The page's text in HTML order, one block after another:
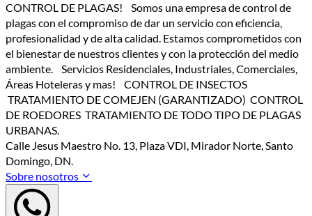
CONTROL DE PLAGAS! Somos una empresa de control de
plagas con el compromiso de dar un servicio con eficiencia,
profesionalidad y de alta calidad. Estamos comprometidos con
el bienestar de nuestros clientes y con la protección del medio
ambiente. Servicios Residenciales, Industriales, Comerciales,
Áreas Hoteleras y mas! CONTROL DE INSECTOS
TRATAMIENTO DE COMEJEN (GARANTIZADO) CONTROL
DE ROEDORES TRATAMIENTO DE TODO TIPO DE PLAGAS
URBANAS.
Calle Jesus Maestro No. 13, Plaza VDI, Mirador Norte, Santo
Domingo, DN.
Sobre nosotros